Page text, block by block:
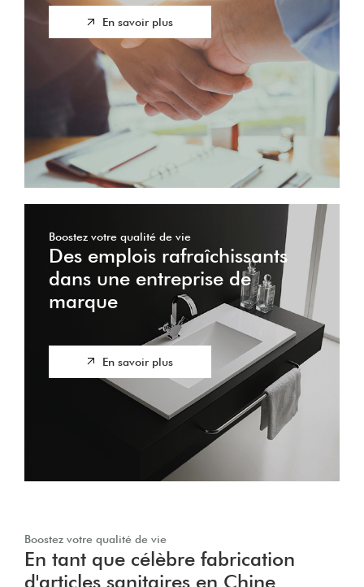
En savoir plus
Boostez votre qualité de vie
Des emplois rafraîchissants
dans une entreprise de
marque
En savoir plus
Boostez votre qualité de vie
En tant que célèbre fabrication
d'articles sanitaires en Chine